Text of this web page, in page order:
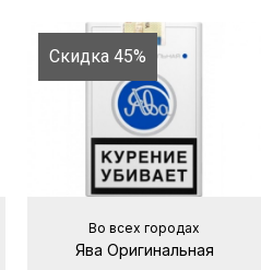
Скидка 45%
Во всех городах
Ява Оригинальная